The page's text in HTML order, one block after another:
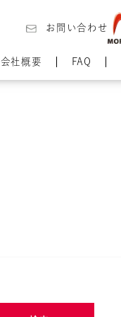
お問い合わせ
会社概要 FAQ